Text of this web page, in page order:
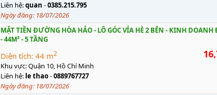
Liên hệ:quan -0385.215.795
Ngày đăng: 18/07/2026
MẶT TIỀN ĐƯỜNG HÒA HẢO - LÔ GÓC VỈA HÈ 2 BÊN - KINH
- 44M² - 5 TẦNG
Diện tích: 44 m2
Khu vực:Quận 10, Hồ Chí Minh
Liên hệ: le thao-0889767727
Ngày đăng: 18/07/2026